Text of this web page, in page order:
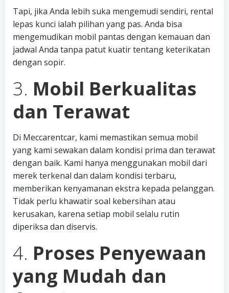
Tapi, jika Anda lebih suka mengemudi sendiri, rental
lepas kunci ialah pilihan yang pas. Anda bisa
mengemudikan mobil pantas dengan kemauan dan
jadwal Anda tanpa patut kuatir tentang keterikatan
dengan sopir.
3. Mobil Berkualitas
dan Terawat
Di Meccarentcar, kami memastikan semua mobil
yang kami sewakan dalam kondisi prima dan terawat
dengan baik. Kami hanya menggunakan mobil dari
merek terkenal dan dalam kondisi terbaru,
memberikan kenyamanan ekstra kepada pelanggan.
Tidak perlu khawatir soal kebersihan atau
kerusakan, karena setiap mobil selalu rutin
diperiksa dan diservis.
4. Proses Penyewaan
yang Mudah dan